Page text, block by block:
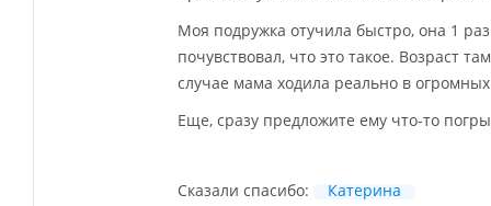
Моя подружка отучила быстро, она 1
почувствовал, что это такое. Возраст
случае мама ходила реально в
Еще, сразу предложите ему что-то
Сказали спасибо: Катерина